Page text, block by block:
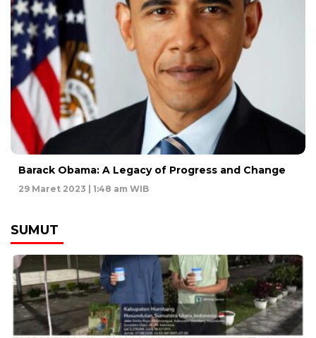
Barack Obama: A Legacy of Progress and Change
29 Maret 2023 | 1:48 am WIB
SUMUT